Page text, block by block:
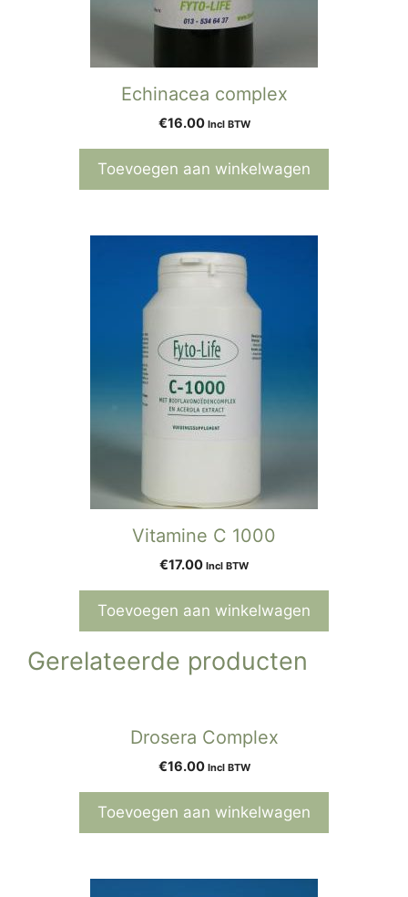
Echinacea complex
€16.00 Incl BTW
Toevoegen aan winkelwagen
Vitamine C 1000
€17.00 Incl BTW
Toevoegen aan winkelwagen
Gerelateerde producten
Drosera Complex
€16.00 Incl BTW
Toevoegen aan winkelwagen